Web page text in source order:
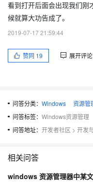
看到打开后面会出现我们刚
候就算大功告成了。
2019-07-17 21:59:44
赞同 19 展开评论
问答分类： Windows
资源管
问答标签： Windows资源管理
问答地址： 开发者社区 > 开发
相关问答